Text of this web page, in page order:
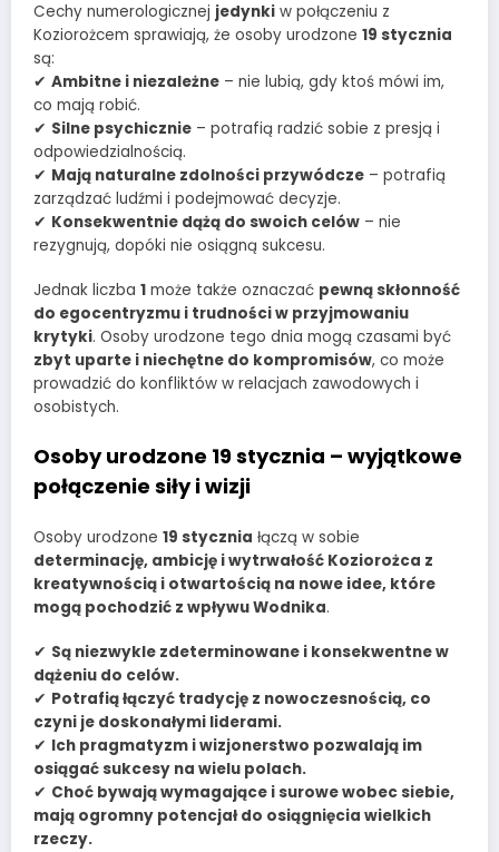
Cechy numerologicznej jedynki w połączeniu z
Koziorożcem sprawiają, że osoby urodzone 19 stycznia
są:
✔ Ambitne i niezależne – nie lubią, gdy ktoś mówi im,
co mają robić.
✔ Silne psychicznie – potrafią radzić sobie z presją i
odpowiedzialnością.
✔ Mają naturalne zdolności przywódcze – potrafią
zarządzać ludźmi i podejmować decyzje.
✔ Konsekwentnie dążą do swoich celów – nie
rezygnują, dopóki nie osiągną sukcesu.
Jednak liczba 1 może także oznaczać pewną skłonność
do egocentryzmu i trudności w przyjmowaniu
krytyki. Osoby urodzone tego dnia mogą czasami być
zbyt uparte i niechętne do kompromisów, co może
prowadzić do konfliktów w relacjach zawodowych i
osobistych.
Osoby urodzone 19 stycznia – wyjątkowe
połączenie siły i wizji
Osoby urodzone 19 stycznia łączą w sobie
determinację, ambicję i wytrwałość Koziorożca z
kreatywnością i otwartością na nowe idee, które
mogą pochodzić z wpływu Wodnika.
✔ Są niezwykle zdeterminowane i konsekwentne w
dążeniu do celów.
✔ Potrafią łączyć tradycję z nowoczesnością, co
czyni je doskonałymi liderami.
✔ Ich pragmatyzm i wizjonerstwo pozwalają im
osiągać sukcesy na wielu polach.
✔ Choć bywają wymagające i surowe wobec siebie,
mają ogromny potencjał do osiągnięcia wielkich
rzeczy.